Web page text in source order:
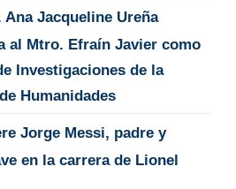
Ana Jacqueline Ureña
al Mtro. Efraín Javier como
Investigaciones de la
Humanidades
Jorge Messi, padre y
en la carrera de Lionel